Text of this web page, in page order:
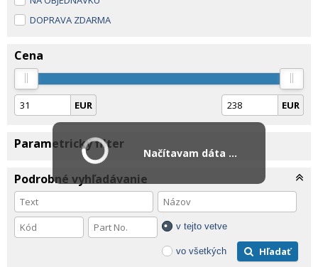
DOPRAVA ZDARMA
Cena
EUR EUR
Parametrický filter
Podrobné vyhľadávanie
v tejto vetve
vo všetkých Hľadať
Načítavam dáta ...